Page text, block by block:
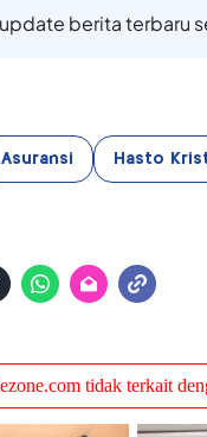
berita terbaru
Asuransi Hasto